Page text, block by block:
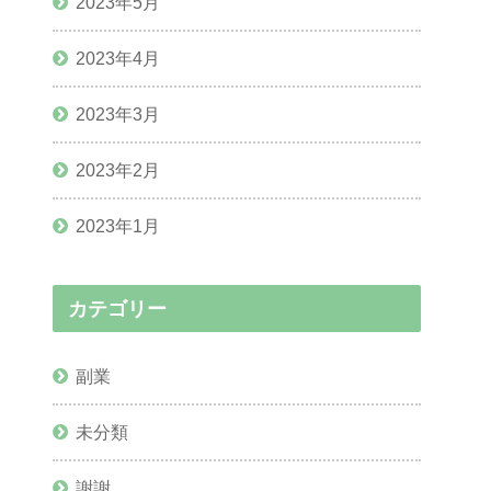
2023年4月
2023年3月
2023年2月
2023年1月
カテゴリー
副業
未分類